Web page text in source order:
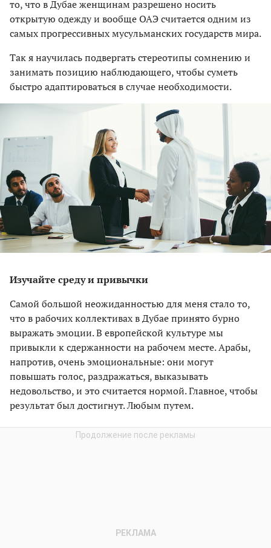
то, что в Дубае женщинам разрешено носить
открытую одежду и вообще ОАЭ считается одним из
самых прогрессивных мусульманских государств мира.
Так я научилась подвергать стереотипы сомнению и
занимать позицию наблюдающего, чтобы суметь
быстро адаптироваться в случае необходимости.
Изучайте среду и привычки
Самой большой неожиданностью для меня стало то,
что в рабочих коллективах в Дубае принято бурно
выражать эмоции. В европейской культуре мы
привыкли к сдержанности на рабочем месте. Арабы,
напротив, очень эмоциональные: они могут
повышать голос, раздражаться, выказывать
недовольство, и это считается нормой. Главное, чтобы
результат был достигнут. Любым путем.